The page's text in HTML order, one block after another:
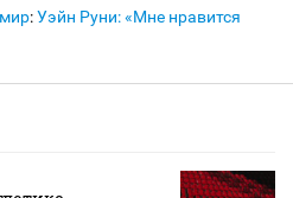
:Уэйн Руни: «Мне нравится